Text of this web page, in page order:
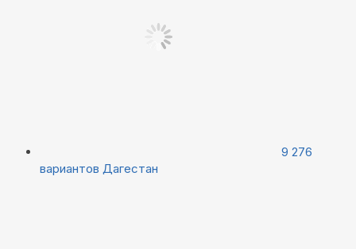
9 276
вариантов Дагестан